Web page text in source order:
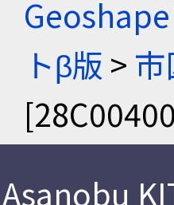
トβ版 >
Asanobu